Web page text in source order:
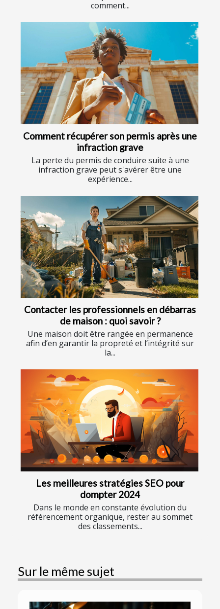
comment...
Comment récupérer son permis après une
infraction grave
La perte du permis de conduire suite à une
infraction grave peut s'avérer être une
expérience...
Contacter les professionnels en débarras
de maison : quoi savoir ?
Une maison doit être rangée en permanence
afin d’en garantir la propreté et l’intégrité sur
la...
Les meilleures stratégies SEO pour
dompter 2024
Dans le monde en constante évolution du
référencement organique, rester au sommet
des classements...
Sur le même sujet